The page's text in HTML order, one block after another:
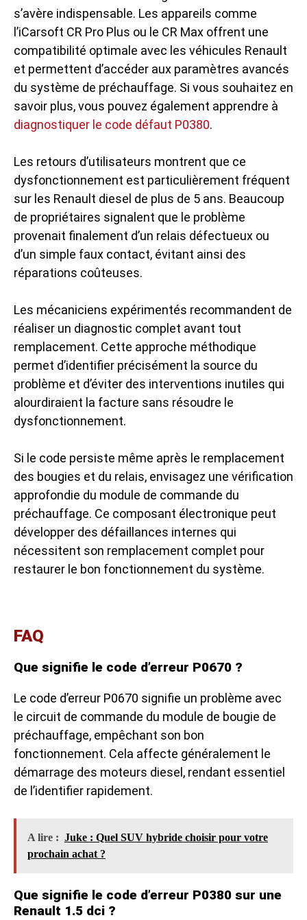
s’avère indispensable. Les appareils comme
l’iCarsoft CR Pro Plus ou le CR Max offrent une
compatibilité optimale avec les véhicules Renault
et permettent d’accéder aux paramètres avancés
du système de préchauffage. Si vous souhaitez en
savoir plus, vous pouvez également apprendre à
diagnostiquer le code défaut P0380.
Les retours d’utilisateurs montrent que ce
dysfonctionnement est particulièrement fréquent
sur les Renault diesel de plus de 5 ans. Beaucoup
de propriétaires signalent que le problème
provenait finalement d’un relais défectueux ou
d’un simple faux contact, évitant ainsi des
réparations coûteuses.
Les mécaniciens expérimentés recommandent de
réaliser un diagnostic complet avant tout
remplacement. Cette approche méthodique
permet d’identifier précisément la source du
problème et d’éviter des interventions inutiles qui
alourdiraient la facture sans résoudre le
dysfonctionnement.
Si le code persiste même après le remplacement
des bougies et du relais, envisagez une vérification
approfondie du module de commande du
préchauffage. Ce composant électronique peut
développer des défaillances internes qui
nécessitent son remplacement complet pour
restaurer le bon fonctionnement du système.
FAQ
Que signifie le code d’erreur P0670 ?
Le code d’erreur P0670 signifie un problème avec
le circuit de commande du module de bougie de
préchauffage, empêchant son bon
fonctionnement. Cela affecte généralement le
démarrage des moteurs diesel, rendant essentiel
de l’identifier rapidement.
A lire : Juke : Quel SUV hybride choisir pour votre
prochain achat ?
Que signifie le code d’erreur P0380 sur une
Renault 1.5 dci ?